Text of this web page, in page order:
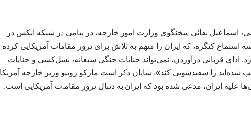
اسماعیل بقائی سخنگوی وزارت امور خارجه، در پیامی در شبکه ایکس در
استماع کنگره، که ایران را متهم به تلاش برای ترور مقامات آمریکایی کرده
ادای قربانی درآوردن، نمی‌تواند جنایات جنگی سبعانه، نسل‌کشی و جنایات
شده‌اید را سفیدشویی کند». شایان ذکر است مارکو روبیو وزیر خارجه آمریکا
علیه ایران، مدعی شده بود که ایران به دنبال ترور مقامات آمریکایی است.